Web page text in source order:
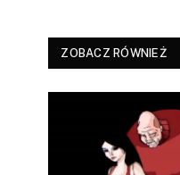
ZOBACZ RÓWNIEŻ